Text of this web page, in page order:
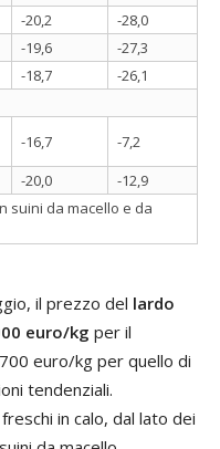
-20,2
-28,0
-19,6
-27,3
-18,7
-26,1
-16,7
-7,2
-20,0
-12,9
suini da macello e da
il prezzo del lardo
euro/kg per il
euro/kg per quello di
tendenziali.
in calo, dal lato dei